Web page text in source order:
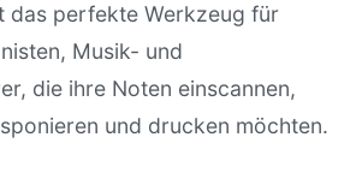
das perfekte Werkzeug für
Musik- und
die ihre Noten einscannen,
und drucken möchten.